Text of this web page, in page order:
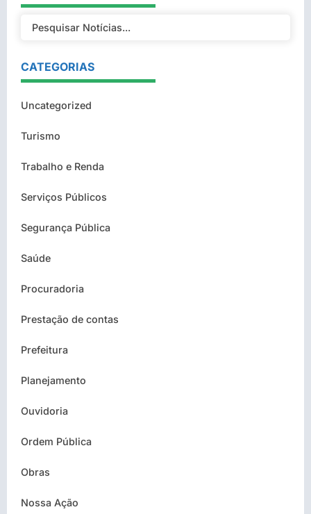
CATEGORIAS
Uncategorized
Turismo
Trabalho e Renda
Serviços Públicos
Segurança Pública
Saúde
Procuradoria
Prestação de contas
Prefeitura
Planejamento
Ouvidoria
Ordem Pública
Obras
Nossa Ação